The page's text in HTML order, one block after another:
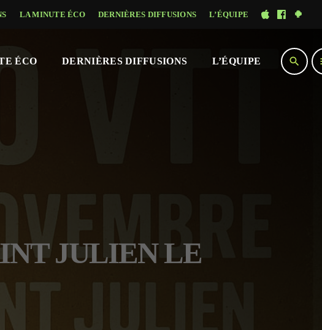
LA MINUTE ÉCO DERNIÈRES DIFFUSIONS L’ÉQUIPE
ÉCO DERNIÈRES DIFFUSIONS L’ÉQUIPE search
JULIEN LE